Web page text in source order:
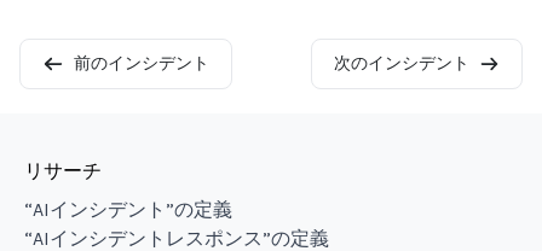
前のインシデント 次のインシデント
リサーチ
“AIインシデント”の定義
“AIインシデントレスポンス”の定義